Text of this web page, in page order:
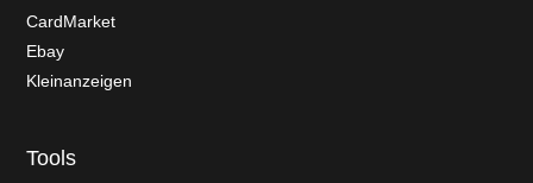
CardMarket
Ebay
Kleinanzeigen
Tools